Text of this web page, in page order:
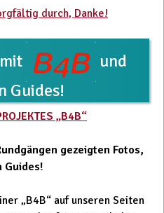
durch, Danke!
und
Guides!
„B4B“
gezeigten Fotos,
Guides!
„B4B“ auf unseren Seiten